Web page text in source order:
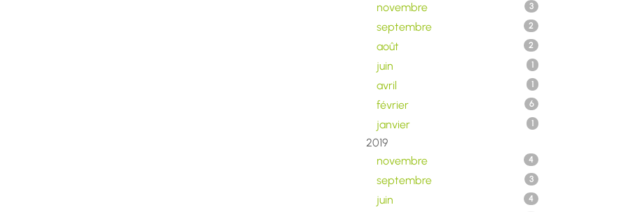
novembre 3
septembre 2
août 2
juin 1
avril 1
février 6
janvier 1
2019
novembre
4
septembre 3
juin 4